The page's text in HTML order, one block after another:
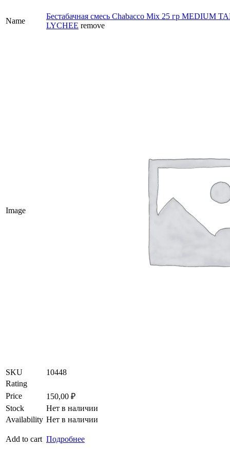
Name
Бестабачная смесь Chabacco Mix 25 гр MEDIUM
LYCHEE remove
Image
SKU
10448
Rating
Price
150,00 ₽
Stock
Нет в наличии
Availability Нет в наличии
Add to cart Подробнее